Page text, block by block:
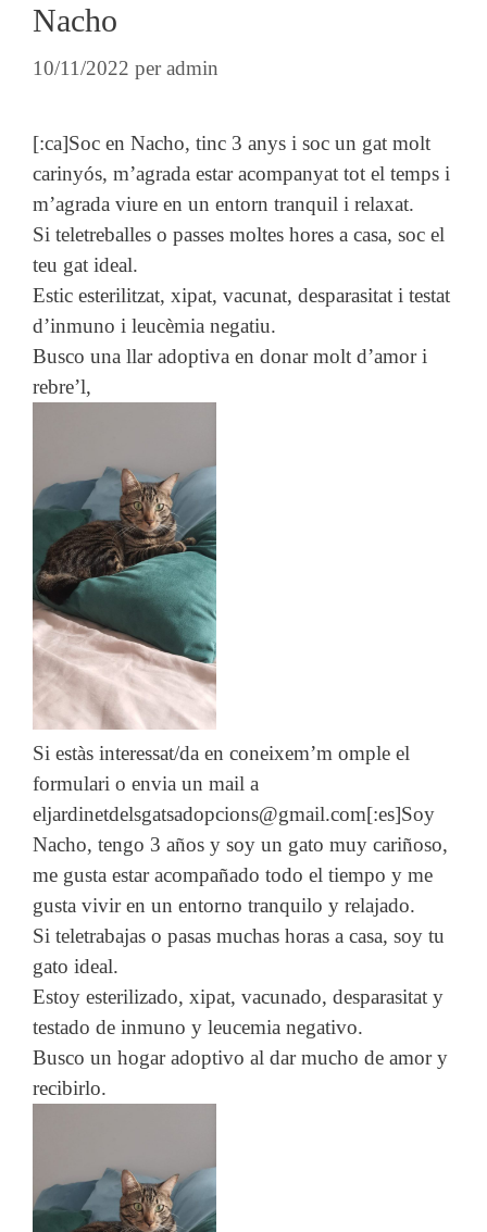
Nacho
10/11/2022 peradmin
[:ca]Soc en Nacho, tinc 3 anys i soc un gat molt
carinyós, m’agrada estar acompanyat tot el temps i
m’agrada viure en un entorn tranquil i relaxat.
Si teletreballes o passes moltes hores a casa, soc el
teu gat ideal.
Estic esterilitzat, xipat, vacunat, desparasitat i testat
d’inmuno i leucèmia negatiu.
Busco una llar adoptiva en donar molt d’amor i
rebre’l,
Si estàs interessat/da en coneixem’m omple el
formulari o envia un mail a
eljardinetdelsgatsadopcions@gmail.com[:es]Soy
Nacho, tengo 3 años y soy un gato muy cariñoso,
me gusta estar acompañado todo el tiempo y me
gusta vivir en un entorno tranquilo y relajado.
Si teletrabajas o pasas muchas horas a casa, soy tu
gato ideal.
Estoy esterilizado, xipat, vacunado, desparasitat y
testado de inmuno y leucemia negativo.
Busco un hogar adoptivo al dar mucho de amor y
recibirlo.